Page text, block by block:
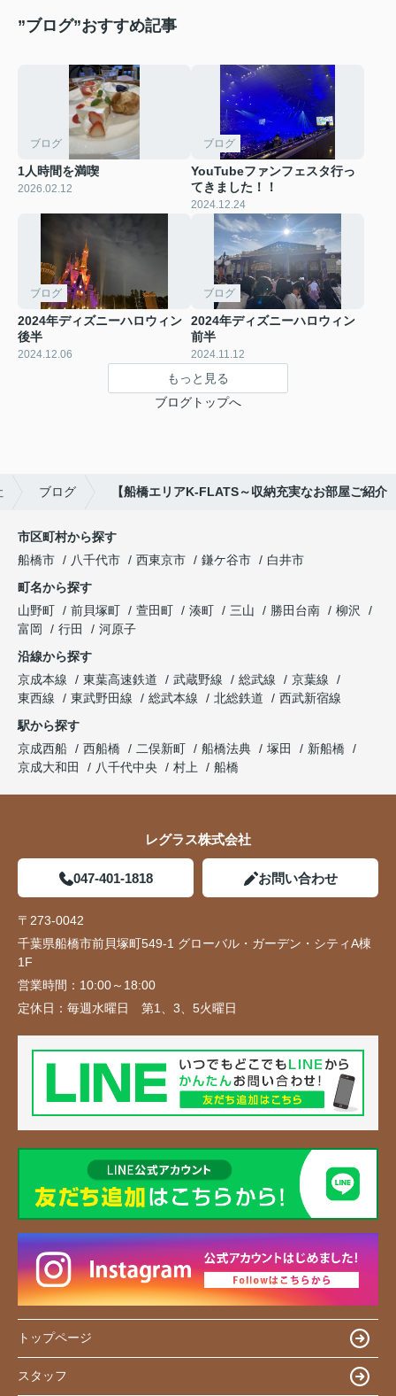
”ブログ”おすすめ記事
ブログ
1人時間を満喫
2026.02.12
ブログ
YouTubeファンフェスタ行っ
てきました！！
2024.12.24
ブログ
2024年ディズニーハロウィン
後半
2024.12.06
ブログ
2024年ディズニーハロウィン
前半
2024.11.12
もっと見る
ブログトップへ
ブログ 【船橋エリアK-FLATS～収納充実なお部屋ご紹介
市区町村から探す
船橋市
八千代市 西東京市 鎌ケ谷市
白井市
町名から探す
山野町
前貝塚町 萱田町 湊町 三山 勝田台南
柳沢
富岡
行田
河原子
沿線から探す
京成本線
東葉高速鉄道 武蔵野線 総武線
京葉線
東西線
東武野田線 総武本線 北総鉄道
西武新宿線
駅から探す
京成西船
西船橋 二俣新町 船橋法典 塚田
新船橋
京成大和田
八千代中央 村上 船橋
レグラス株式会社
047-401-1818 お問い合わせ
〒273-0042
千葉県船橋市前貝塚町549-1 グローバル・ガーデン・シティA棟
1F
営業時間： 10:00～18:00
定休日： 毎週水曜日 第1、3、5火曜日
トップページ
スタッフ